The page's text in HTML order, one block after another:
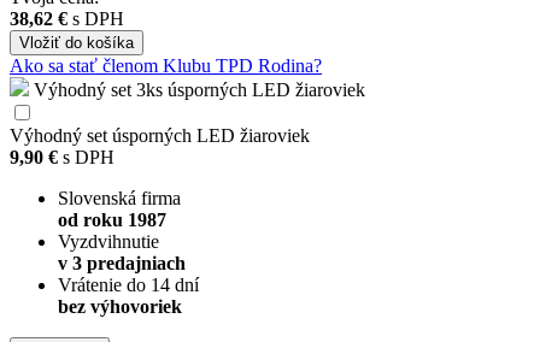
38,62 € s DPH
Vložiť do košíka
Ako sa stať členom Klubu TPD Rodina?
Výhodný set 3ks úsporných LED žiaroviek
Výhodný set úsporných LED žiaroviek
9,90 € s DPH
Slovenská firma
od roku 1987
Vyzdvihnutie
v 3 predajniach
Vrátenie do 14 dní
bez výhovoriek